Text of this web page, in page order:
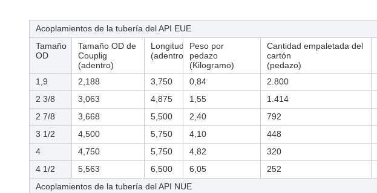
Acoplamientos de la tubería del API EUE
Tamaño
OD
Tamaño OD de
Couplig
(adentro)
Longitud
(adentro)
Peso por
pedazo
(Kilogramo)
Cantidad empaletada del
cartón
(pedazo)
1,9 2,188 3,750 0,84 2.800
2 3/8
3,063 4,875 1,55 1.414
2 7/8
3,668 5,500 2,40 792
3 1/2
4,500 5,750 4,10 448
4
4,750 5,750 4,82 320
4 1/2
5,563 6,500 6,05 252
Acoplamientos de la tubería del API NUE